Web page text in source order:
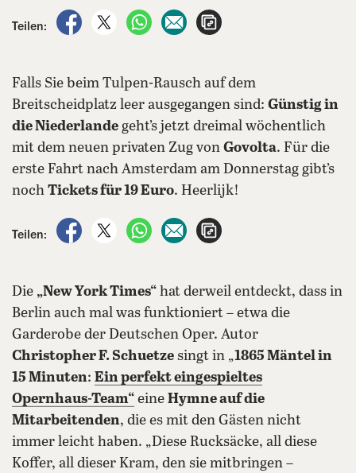
Teilen:
auf Facebook teilen
auf X teilenper WhatsApp teilen
per E-Mail teilen
Falls Sie beim Tulpen-Rausch auf dem
Breitscheidplatz leer ausgegangen sind: Günstig in
die Niederlande geht’s jetzt dreimal wöchentlich
mit dem neuen privaten Zug von Govolta. Für die
erste Fahrt nach Amsterdam am Donnerstag gibt’s
noch Tickets für 19 Euro. Heerlijk!
Teilen:
auf Facebook teilen
auf X teilenper WhatsApp teilen
per E-Mail teilen
Die „New York Times“ hat derweil entdeckt, dass in
Berlin auch mal was funktioniert – etwa die
Garderobe der Deutschen Oper. Autor
Christopher F. Schuetze singt in „1865 Mäntel in
15 Minuten: Ein perfekt eingespieltes
Opernhaus-Team“ eine Hymne auf die
Mitarbeitenden, die es mit den Gästen nicht
immer leicht haben. „Diese Rucksäcke, all diese
Koffer, all dieser Kram, den sie mitbringen –